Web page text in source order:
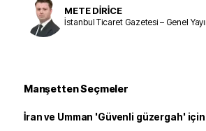
METE DİRİCE
İstanbul Ticaret Gazetesi – Genel
Manşetten Seçmeler
İran ve Umman 'Güvenli güzergah' için